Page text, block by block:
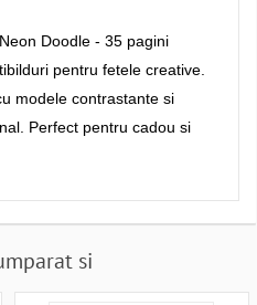
Doodle - 35 pagini
pentru fetele creative.
modele contrastante si
Perfect pentru cadou si
si